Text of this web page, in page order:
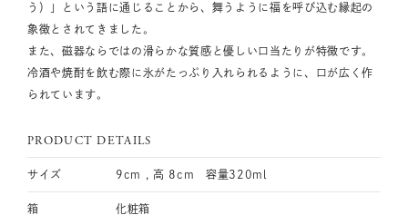
う）」という語に通じることから、舞うように福を呼び込む縁起の
象徴とされてきました。
また、磁器ならではの滑らかな質感と優しい口当たりが特徴です。
冷酒や焼酎を飲む際に氷がたっぷり入れられるように、口が広く作
られています。
PRODUCT DETAILS
サイズ 9cm , 高 8cm 容量320ml
箱 化粧箱